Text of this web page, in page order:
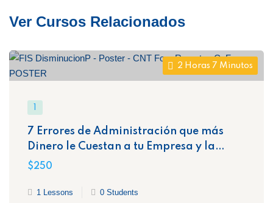
Ver Cursos Relacionados
2 Horas 7 Minutos
7 Errores de Administración que más
Dinero le Cuestan a tu Empresa y la
Exponen Ante el SAT
$250
1 Lessons 0 Students